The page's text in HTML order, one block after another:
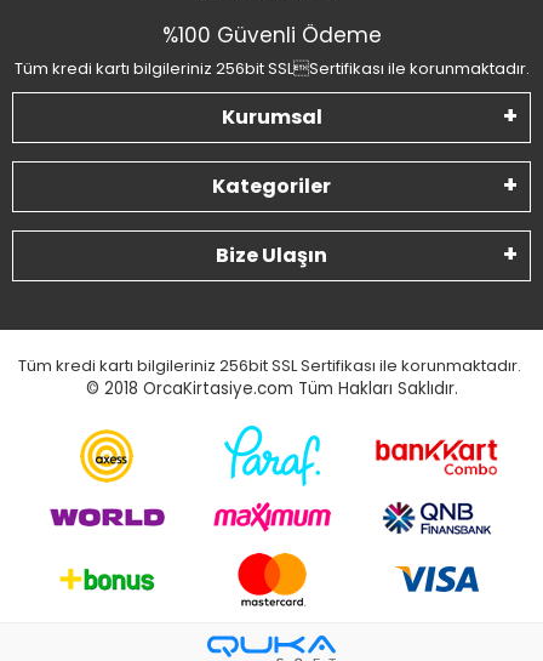
%100 Güvenli Ödeme
Tüm kredi kartı bilgileriniz 256bit SSLSertifikası ile korunmaktadır.
Kurumsal
Kategoriler
Bize Ulaşın
Tüm kredi kartı bilgileriniz 256bit SSL Sertifikası ile korunmaktadır.
© 2018 OrcaKirtasiye.com Tüm Hakları Saklıdır.